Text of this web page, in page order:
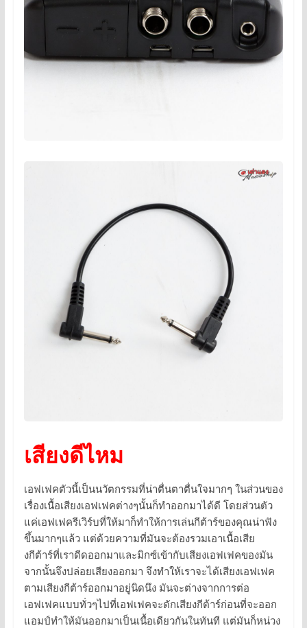
เสียงดีไหม
เอฟเฟคตัวนี้เป็นนวัตกรรมที่น่าตื่นตาตื่นใจมากๆ ในส่วนของ
เรื่องเนื้อเสียงเอฟเฟคต่างๆนั้นก็ทำออกมาได้ดี โดยส่วนตัว
แค่เอฟเฟครีเวิร์บที่ให้มาก็ทำให้การเล่นกีต้าร์ของคุณน่าฟัง
ขึ้นมากๆแล้ว แต่ด้วยความที่มันจะต้องรวมเอาเนื้อเสีย
งกีต้าร์ที่เราดีดออกมาและมิกซ์เข้ากับเสียงเอฟเฟคของมัน
จากนั้นจึงปล่อยเสียงออกมา จึงทำให้เราจะได้เสียงเอฟเฟค
ตามเสียงกีต้าร์ออกมาอยู่นิดนึง มันจะต่างจากการต่อ
เอฟเฟคแบบทั่วๆไปที่เอฟเฟคจะดักเสียงกีต้าร์ก่อนที่จะออก
แอมป์ทำให้มันออกมาเป็นเนื้อเดียวกันในทันที แต่มันก็หน่วง